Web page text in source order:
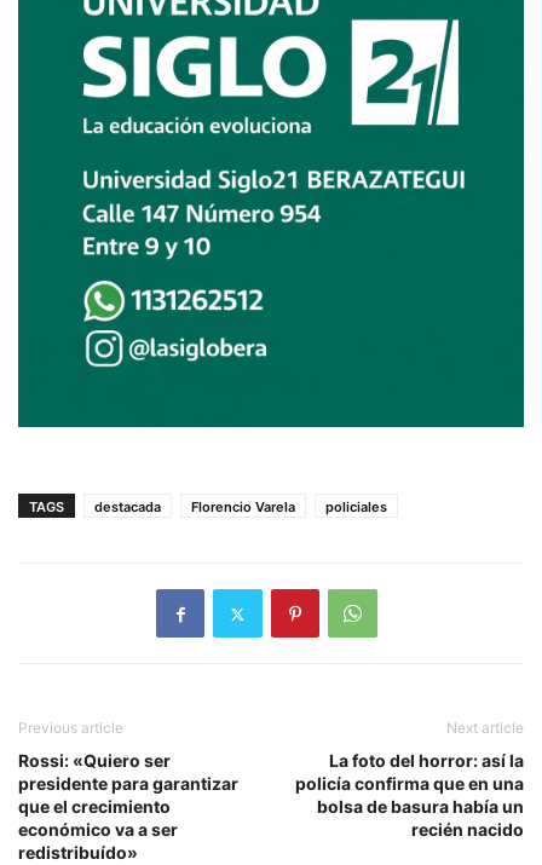
TAGS destacada Florencio Varela policiales
Previous article
Rossi: «Quiero ser
presidente para garantizar
que el crecimiento
económico va a ser
redistribuído»
Next article
La foto del horror: así la
policía confirma que en una
bolsa de basura había un
recién nacido